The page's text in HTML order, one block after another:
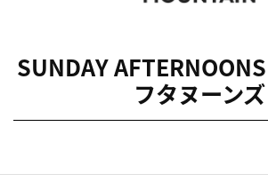
SUNDAY
フタヌーンズ